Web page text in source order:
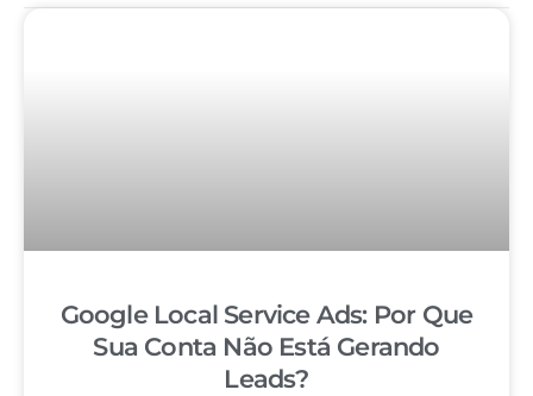
Google Local Service Ads: Por Que
Sua Conta Não Está Gerando
Leads?